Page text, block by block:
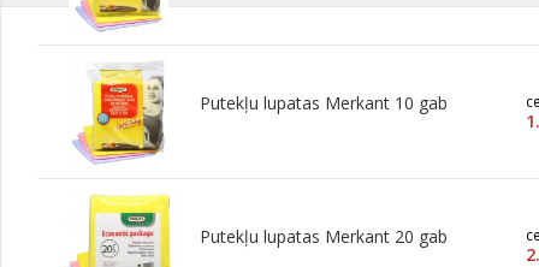
Putekļu lupatas Merkant 10 gab
Putekļu lupatas Merkant 20 gab